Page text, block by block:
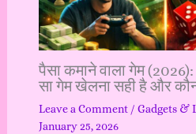
पैसा कमाने वाला गेम
सा गेम खेलना सही है और
Leave a Comment / Gadgets &
January 25, 2026